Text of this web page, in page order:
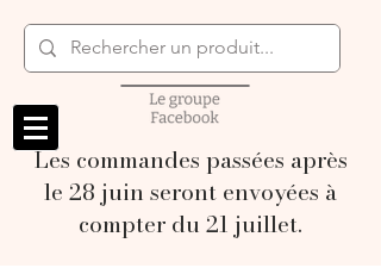
Les commandes passées après
le 28 juin seront envoyées à
compter du 21 juillet.